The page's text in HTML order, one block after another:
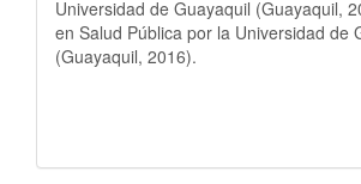
Universidad de Guayaquil (Guayaquil,
en Salud Pública por la Universidad de
(Guayaquil, 2016).